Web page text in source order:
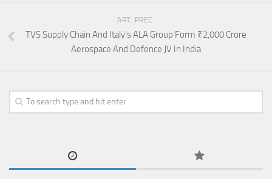
ART. PREC.
TVS Supply Chain And Italy’s ALA Group Form ₹2,000 Crore
Aerospace And Defence JV In India